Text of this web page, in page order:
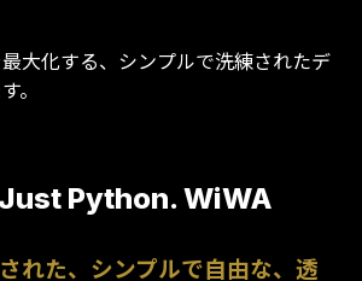
大化する、シンプルで洗練されたデ
。
Python. WiWA
れた、シンプルで自由な、透